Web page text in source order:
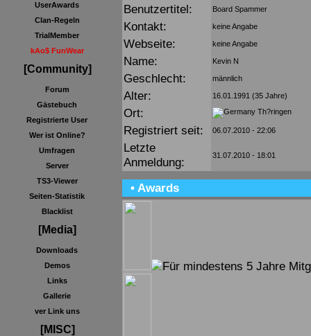
UserAwards
Clan-Regeln
TrialMember
kAo$ FunWear
[Community]
Forum
Gästebuch
Registrierte User
Wer ist Online?
Umfragen
Server
TS3-Viewer
Seiten-Statistik
Blacklist
[Media]
Downloads
Demos
Links
Gallerie
ver Link uns
[MISC]
Benutzertitel:
Board Spammer
Kontakt: keine Angabe
Webseite: keine Angabe
Name: Kevin N
Geschlecht: männlich
Alter: 16.01.1991 (35 Jahre)
Ort: Th?ringen
Registriert seit: 06.07.2010 - 22:06
Letzte
Anmeldung:
31.07.2010 - 18:01
• Awards